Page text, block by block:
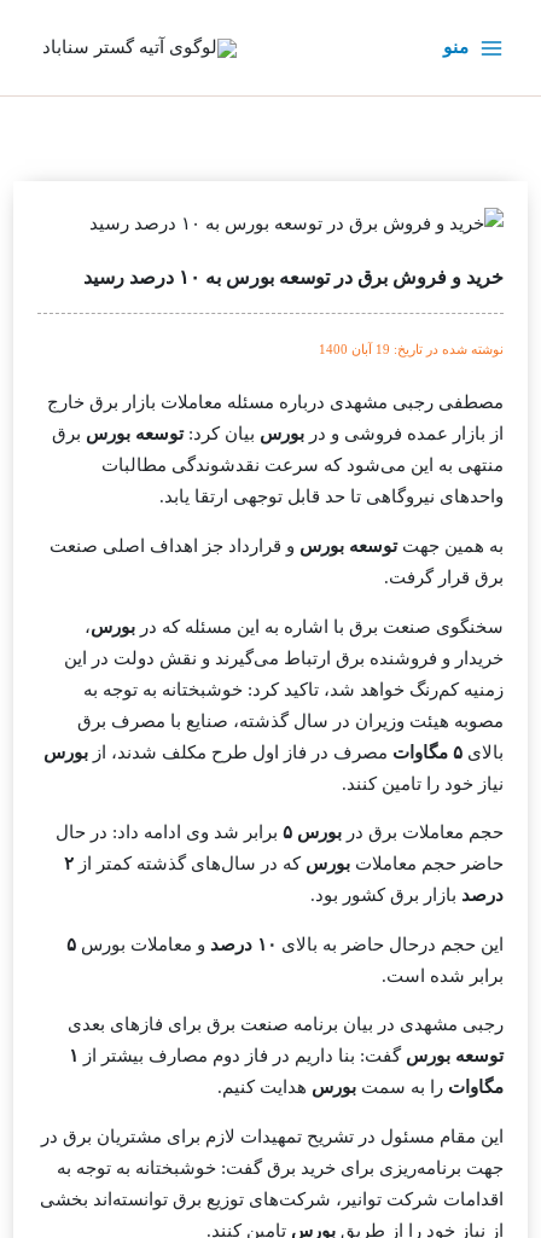
منو
خرید و فروش برق در توسعه بورس به ۱۰ درصد رسید
نوشته شده در تاریخ: 19 آبان 1400
مصطفی رجبی مشهدی درباره مسئله معاملات بازار برق خارج
از بازار عمده فروشی و در بورس بیان کرد:توسعه بورس برق
منتهی به این می‌شود که سرعت نقدشوندگی مطالبات
واحد‌های نیروگاهی تا حد قابل توجهی ارتقا یابد.
به همین جهت توسعه بورس و قرارداد جز اهداف اصلی صنعت
برق قرار گرفت.
سخنگوی صنعت برق با اشاره به این مسئله که در بورس،
خریدار و فروشنده برق ارتباط می‌گیرند و نقش دولت در این
زمنیه کم‌رنگ خواهد شد، تاکید کرد: خوشبختانه به توجه به
مصوبه هیئت وزیران در سال گذشته، صنایع با مصرف برق
بالای
مصرف در فاز اول طرح مکلف شدند، از بورس
نیاز خود را تامین کنند.
حجم معاملات برق در بورس ۵
برابر شد وی ادامه داد: در حال
حاضر حجم معاملات بورس که در سال‌های گذشته کمتر از ۲
درصد بازار برق کشور بود.
این حجم درحال حاضر به بالای و معاملات بورس ۵
برابر شده است.
رجبی مشهدی در بیان برنامه صنعت برق برای فاز‌های بعدی
توسعه بورس گفت: بنا داریم در فاز دوم مصارف بیشتر از
۱
مگاوات را به سمت بورس هدایت کنیم.
این مقام مسئول در تشریح تمهیدات لازم برای مشتریان برق در
جهت برنامه‌ریزی برای خرید برق گفت: خوشبختانه به توجه به
اقدامات شرکت توانیر ، شرکت‌های توزیع برق توانسته‌اند بخشی
از نیاز خود را از طریق بورس تامین کنند.